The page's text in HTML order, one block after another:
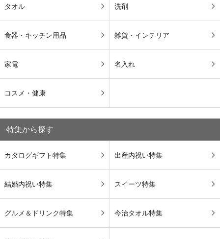
タオル 洗剤
食器・キッチン用品 雑貨・インテリア
家電 名入れ
コスメ・健康
特集から探す
カタログギフト特集 出産内祝い特集
結婚内祝い特集 スイーツ特集
グルメ＆ドリンク特集 今治タオル特集